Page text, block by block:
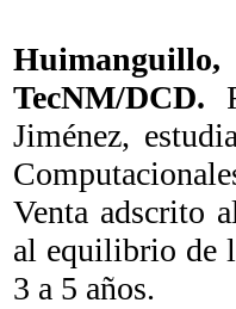
TecNM/DCD.
Jiménez,
Venta adscrito
al equilibrio de
3 a 5 años.